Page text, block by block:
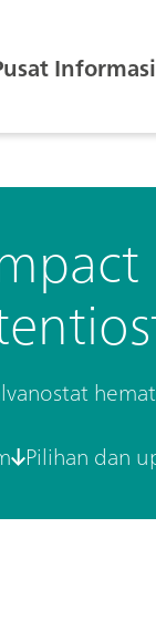
Informasi
Pilihan dan